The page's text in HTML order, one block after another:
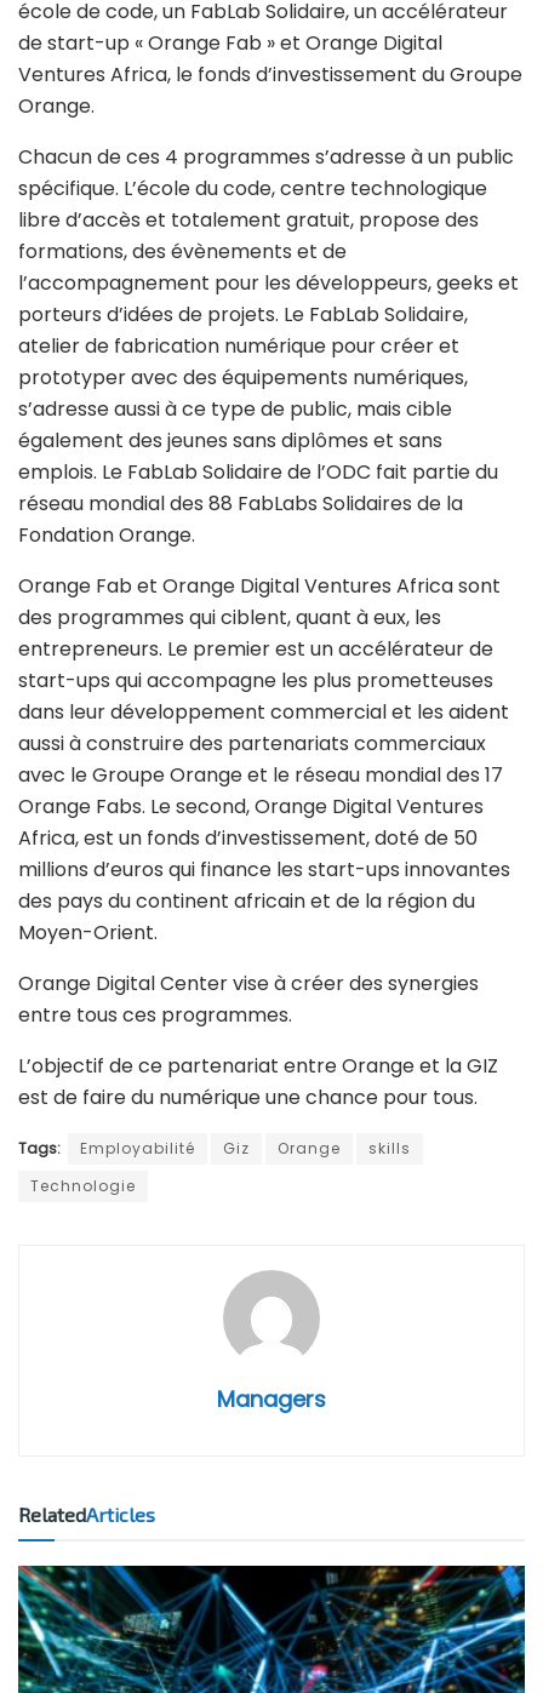
école de code, un FabLab Solidaire, un accélérateur
de start-up « Orange Fab » et Orange Digital
Ventures Africa, le fonds d’investissement du Groupe
Orange.
Chacun de ces 4 programmes s’adresse à un public
spécifique. L’école du code, centre technologique
libre d’accès et totalement gratuit, propose des
formations, des évènements et de
l’accompagnement pour les développeurs, geeks et
porteurs d’idées de projets. Le FabLab Solidaire,
atelier de fabrication numérique pour créer et
prototyper avec des équipements numériques,
s’adresse aussi à ce type de public, mais cible
également des jeunes sans diplômes et sans
emplois. Le FabLab Solidaire de l’ODC fait partie du
réseau mondial des 88 FabLabs Solidaires de la
Fondation Orange.
Orange Fab et Orange Digital Ventures Africa sont
des programmes qui ciblent, quant à eux, les
entrepreneurs. Le premier est un accélérateur de
start-ups qui accompagne les plus prometteuses
dans leur développement commercial et les aident
aussi à construire des partenariats commerciaux
avec le Groupe Orange et le réseau mondial des 17
Orange Fabs. Le second, Orange Digital Ventures
Africa, est un fonds d’investissement, doté de 50
millions d’euros qui finance les start-ups innovantes
des pays du continent africain et de la région du
Moyen-Orient.
Orange Digital Center vise à créer des synergies
entre tous ces programmes.
L’objectif de ce partenariat entre Orange et la GIZ
est de faire du numérique une chance pour tous.
Tags: Employabilité Giz Orange
skills
Technologie
Managers
RelatedArticles